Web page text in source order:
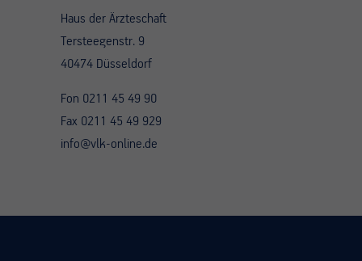
Haus der Ärzteschaft
Tersteegenstr. 9
40474 Düsseldorf
Fon 0211 45 49 90
Fax 0211 45 49 929
info@vlk-online.de